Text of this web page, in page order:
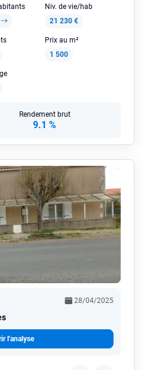
Niv. de vie/hab
21 230 €
Prix au m²
1 500
Rendement brut
9.1 %
28/04/2025
l'analyse